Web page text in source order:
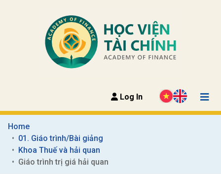
Log In
Home
01. Giáo trình/Bài giảng
Khoa Thuế và hải quan
Giáo trình trị giá hải quan